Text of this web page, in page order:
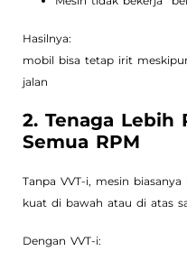
Hasilnya:
mobil bisa tetap irit
jalan
2. Tenaga Lebih
Semua RPM
Tanpa VVT-i, mesin
kuat di bawah atau di atas
Dengan VVT-i: